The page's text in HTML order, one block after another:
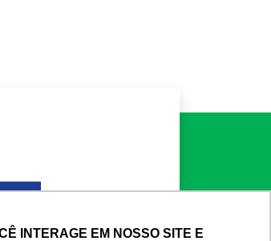
INTERAGE EM NOSSO SITE E
INTERAGE EM NOSSO SITE E